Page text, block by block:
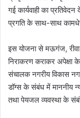
गई कार्यवाही का
प्रगति के साथ-साथ
इस योजना से मऊगंज,
निराकरण कराकर
संचालक नगरीय विकास
डॉग्स के संबंध में माननीय
तथा पेयजल व्यवस्था के